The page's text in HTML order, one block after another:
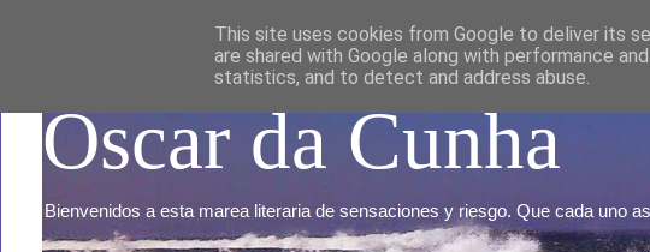
Oscar da Cunha
Bienvenidos a esta marea literaria de sensaciones y riesgo. Que cada uno
This site uses cookies from Google to deliver its
are shared with Google along with performance
statistics, and to detect and address abuse.